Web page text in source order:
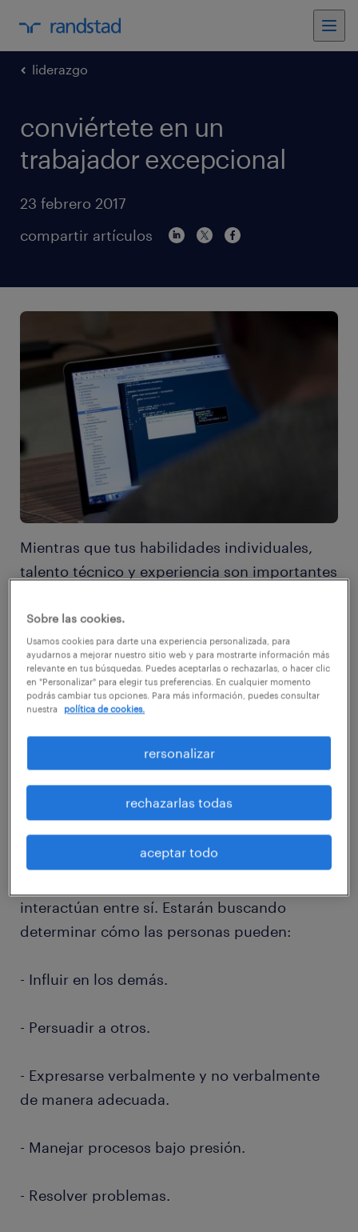
liderazgo
conviértete en un
trabajador excepcional
23 febrero 2017
compartir artículos
Mientras que tus habilidades individuales,
talento técnico y experiencia son importantes
puedes hacerte valioso por ser un miembro
excepcional dentro de tu equipo de trabajo?
Si tienes un buen calce dentro de tu actual
equipo y trabajas en armonía con otros
trabajadores consiguiendo resultados
rápidos y eficientes, tu empleador se alegrará
de haberte contratado.
Durante el proceso de contratación, una
empresa utilizar pruebas de grupo para
interactúan entre sí. Estarán buscando
determinar cómo las personas pueden:
- Influir en los demás.
- Persuadir a otros.
- Expresarse verbalmente y no verbalmente
de manera adecuada.
- Manejar procesos bajo presión.
- Resolver problemas.
Sobre las cookies.
Usamos cookies para darte una experiencia personalizada, para
ayudarnos a mejorar nuestro sitio web y para mostrarte información más
relevante en tus búsquedas. Puedes aceptarlas o rechazarlas, o hacer clic
en "Personalizar" para elegir tus preferencias. En cualquier momento
podrás cambiar tus opciones. Para más información, puedes consultar
nuestra
política de cookies.
rersonalizar
rechazarlas todas
aceptar todo